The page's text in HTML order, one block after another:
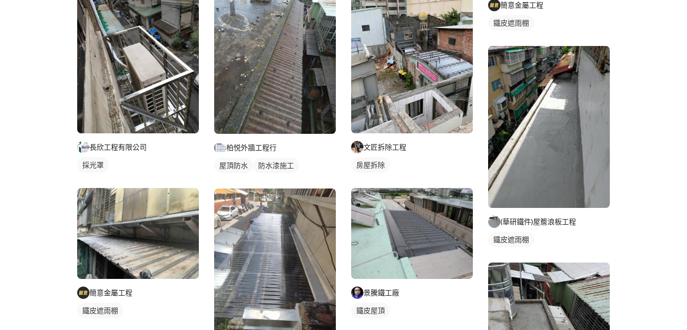
長欣工程有限公司
採光罩
簡意金屬工程
鐵皮遮雨棚
柏悦外牆工程行
屋頂防水 防水漆施工
文匠拆除工程
房屋拆除
景騰鐵工廠
鐵皮屋頂
簡意金屬工程
鐵皮遮雨棚
(華研鐵件)屋簷浪板工程
鐵皮遮雨棚